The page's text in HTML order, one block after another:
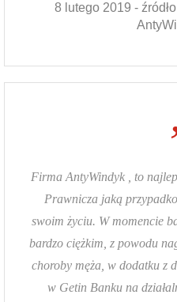
8 lutego 2019 -
Firma AntyWindyk , to
Prawnicza jaką
swoim życiu. W momencie
bardzo ciężkim, z powodu
choroby męża, w dodatku z
w Getin Banku na